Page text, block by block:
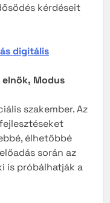
kérdéseit
digitális
Modus
szakember. Az
élhetőbbé
során az
is próbálhatják a